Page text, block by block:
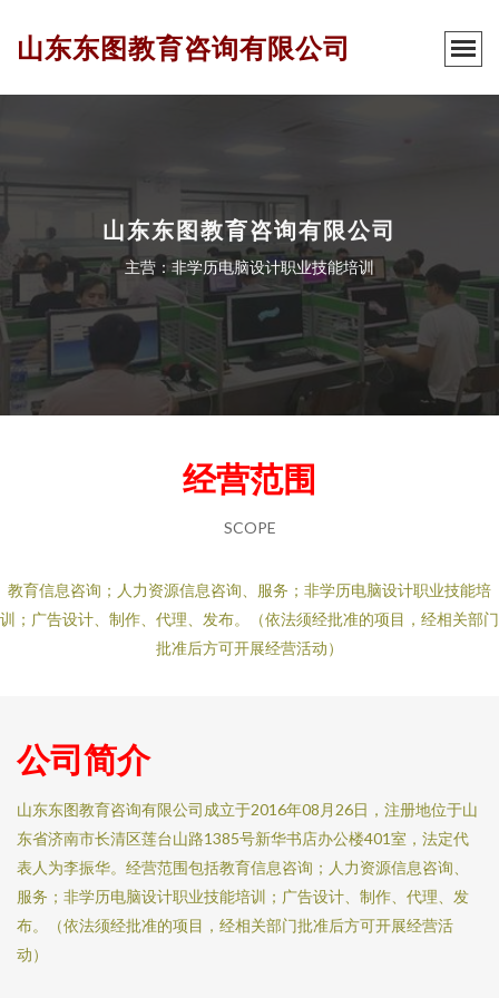
山东东图教育咨询有限公司
山东东图教育咨询有限公司
主营：非学历电脑设计职业技能培训
经营范围
SCOPE
教育信息咨询；人力资源信息咨询、服务；非学历电脑设计职业技能培
训；广告设计、制作、代理、发布。（依法须经批准的项目，经相关部门
批准后方可开展经营活动）
公司简介
山东东图教育咨询有限公司成立于2016年08月26日，注册地位于山
东省济南市长清区莲台山路1385号新华书店办公楼401室，法定代
表人为李振华。经营范围包括教育信息咨询；人力资源信息咨询、
服务；非学历电脑设计职业技能培训；广告设计、制作、代理、发
布。（依法须经批准的项目，经相关部门批准后方可开展经营活
动）